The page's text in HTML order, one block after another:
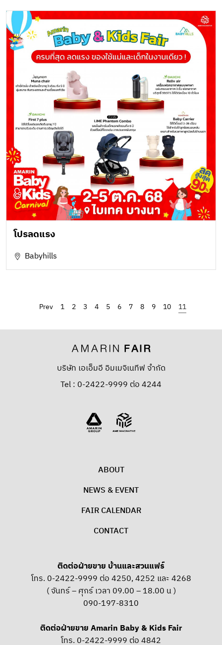
โปรลดแรง
Babyhills
1 2 3 4 5 6 7 8 9 10 11
บริษัท เอเอ็มอี อิมเมจิเนทีฟ จำกัด
Tel : 0-2422-9999 ต่อ 4244
ABOUT
NEWS & EVENT
FAIR CALENDAR
CONTACT
ติดต่อฝ่ายขาย บ้านและสวนแฟร์
โทร. 0-2422-9999 ต่อ 4250, 4252 และ 4268
( จันทร์ – ศุกร์ เวลา 09.00 – 18.00 น )
090-197-8310
ติดต่อฝ่ายขาย Amarin Baby & Kids Fair
โทร. 0-2422-9999 ต่อ 4842